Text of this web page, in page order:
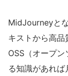
MidJourneyと
キストから高品
OSS（オープ
る知識があれ